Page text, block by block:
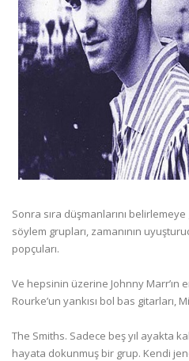
Sonra sıra düşmanlarını belirlemeye
söylem grupları, zamanının
popçuları.
Ve hepsinin üzerine Johnny Marr’ın
Rourke’un yankısı bol bas gitarları,
The Smiths. Sadece beş yıl ayakta
hayata dokunmuş bir grup. Kendi